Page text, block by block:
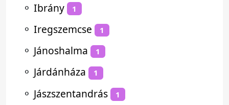
⚬ Ibrány 1
⚬ Iregszemcse 1
⚬ Jánoshalma 1
⚬ Járdánháza 1
⚬ Jászszentandrás 1